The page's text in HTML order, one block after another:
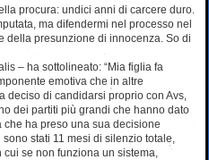
procura: undici anni di carcere duro.
ma difendermi nel processo nel
della presunzione di innocenza. So di
– ha sottolineato: “Mia figlia fa
emotiva che in altre
deciso di candidarsi proprio con Avs,
dei partiti più grandi che hanno dato
che ha preso una sua decisione
stati 11 mesi di silenzio totale,
se non funziona un sistema,